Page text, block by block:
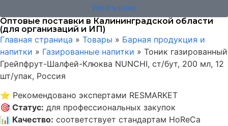
Узнать цену
Оптовые поставки в Калининградской области
(для организаций и ИП)
Главная страница » Товары » Барная продукция и
напитки » Газированные напитки » Тоник газированный
Грейпфрут-Шалфей-Клюква NUNCHI, ст/бут, 200 мл, 12
шт/упак, Россия
⭐ Рекомендовано экспертами RESMARKET
🎯 Статус: для профессиональных закупок
📊 Качество: соответствует стандартам HoReCa